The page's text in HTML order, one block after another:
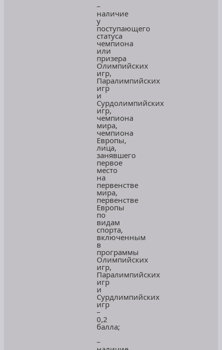
–
наличие
у
поступающего
статуса
чемпиона
или
призера
Олимпийских
игр,
Паралимпийских
игр
и
Сурдолимпийских
игр,
чемпиона
мира,
чемпиона
Европы,
лица,
занявшего
первое
место
на
первенстве
мира,
первенстве
Европы
по
видам
спорта,
включенным
в
программы
Олимпийских
игр,
Паралимпийских
игр
и
Сурдлимпийских
игр
–
0,2
балла;
–